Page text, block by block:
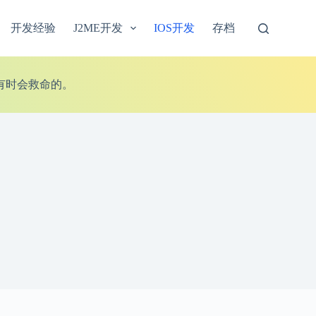
开发经验 J2ME开发 IOS开发 存档
会救命的。